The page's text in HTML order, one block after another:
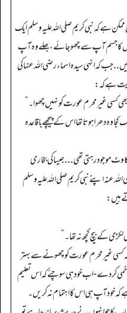
ہے کہ نبی کریم صلی اللہ علیہ وسلم ایک
اس کا جسم آپ سے چھو جائے، بھلے وہ آپ
کہ انہی سیدہ اسماء رضی اللہ عنہا کی
ہے کہ:
کسی غیر محرم عورت کو نہیں چھوا۔“
دھرا ہوتا تھا اس کے پیچھے باقاعدہ
موجود رہتی تھی ... جیسا کی بخاری
عنہ اپنے نبی کریم صلی اللہ علیہ وسلم
ہیں:
کے بیچ کچھ نہ تھا۔“
کسی غیر محرم عورت کو چھونے سے بہتر
کر دے - اب خود ہی سوچئے کہ اس تعلیم
کہ خود آپ ہی اس کا اہتمام نہ کریں۔